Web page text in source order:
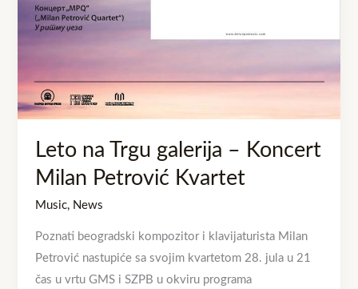
Leto na Trgu galerija – Koncert
Milan Petrović Kvartet
Music, News
Poznati beogradski kompozitor i klavijaturista Milan
Petrović nastupiće sa svojim kvartetom 28. jula u 21
čas u vrtu GMS i SZPB u okviru programa
Koncert
Milan